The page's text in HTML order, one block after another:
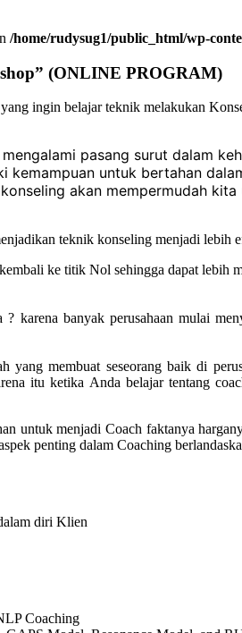
/home/rudysug1/public_html/wp-
(ONLINE PROGRAM)
ingin belajar teknik melakukan
pasang surut dalam
kemampuan untuk bertahan
akan mempermudah
teknik konseling menjadi lebih
ke titik Nol sehingga dapat
? karena banyak perusahaan mulai
yang membuat seseorang baik di
itu ketika Anda belajar tentang
untuk menjadi Coach faktanya
penting dalam Coaching
diri Klien
Coaching